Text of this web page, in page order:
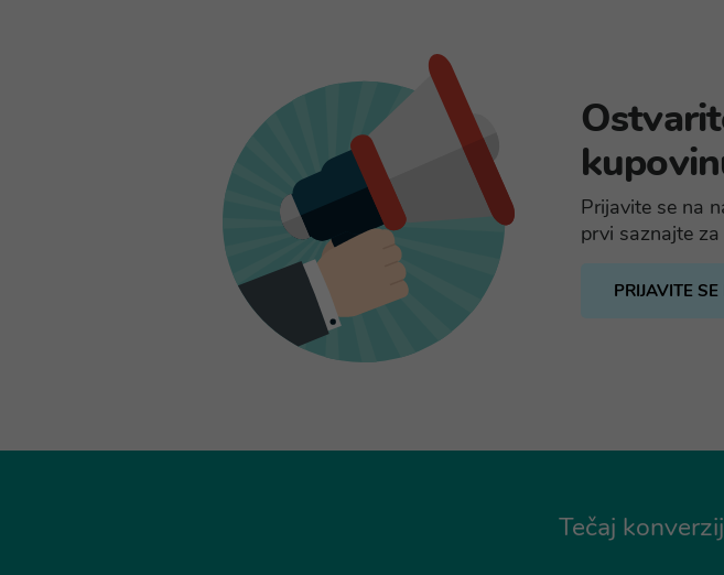
Prijavite se na
prvi saznajte
PRIJAVITE
Tečaj